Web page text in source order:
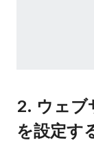
2. ウェブ
を設定す